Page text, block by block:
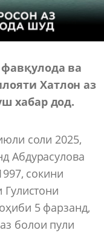
ва
Хатлон аз
хабар дод.
соли 2025,
Абдурасулова
сокини
5 фарзанд,
болои пули